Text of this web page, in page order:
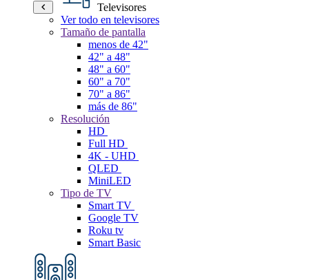
Televisores
Ver todo en televisores
Tamaño de pantalla
menos de 42"
42" a 48"
48" a 60"
60" a 70"
70" a 86"
más de 86"
Resolución
HD
Full HD
4K - UHD
QLED
MiniLED
Tipo de TV
Smart TV
Google TV
Roku tv
Smart Basic